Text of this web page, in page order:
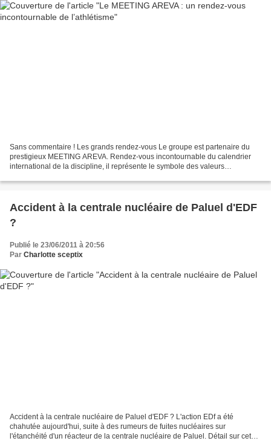
Sans commentaire ! Les grands rendez-vous Le groupe est partenaire du
prestigieux MEETING AREVA. Rendez-vous incontournable du calendrier
international de la discipline, il représente le symbole des valeurs
Accident à la centrale nucléaire de Paluel d'EDF
?
Publié le 23/06/2011 à 20:56
Par Charlotte sceptix
Accident à la centrale nucléaire de Paluel d'EDF ? L'action EDf a été
chahutée aujourd'hui, suite à des rumeurs de fuites nucléaires sur
l'étanchéité d'un réacteur de la centrale nucléaire de Paluel. Détail sur cet